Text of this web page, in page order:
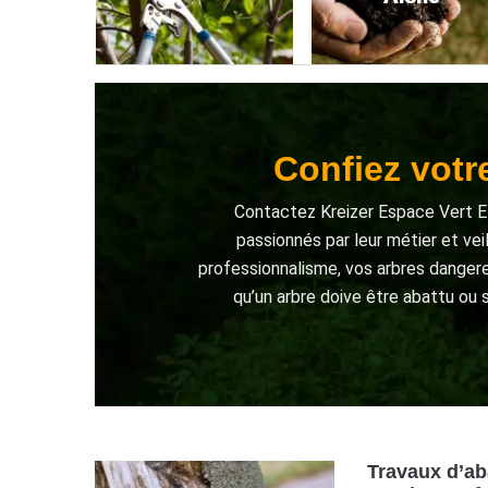
Confiez
Contactez Kreizer Espace Vert
passionnés par leur métier et
professionnalisme, vos arbres
qu’un arbre doive être abattu ou
Travaux